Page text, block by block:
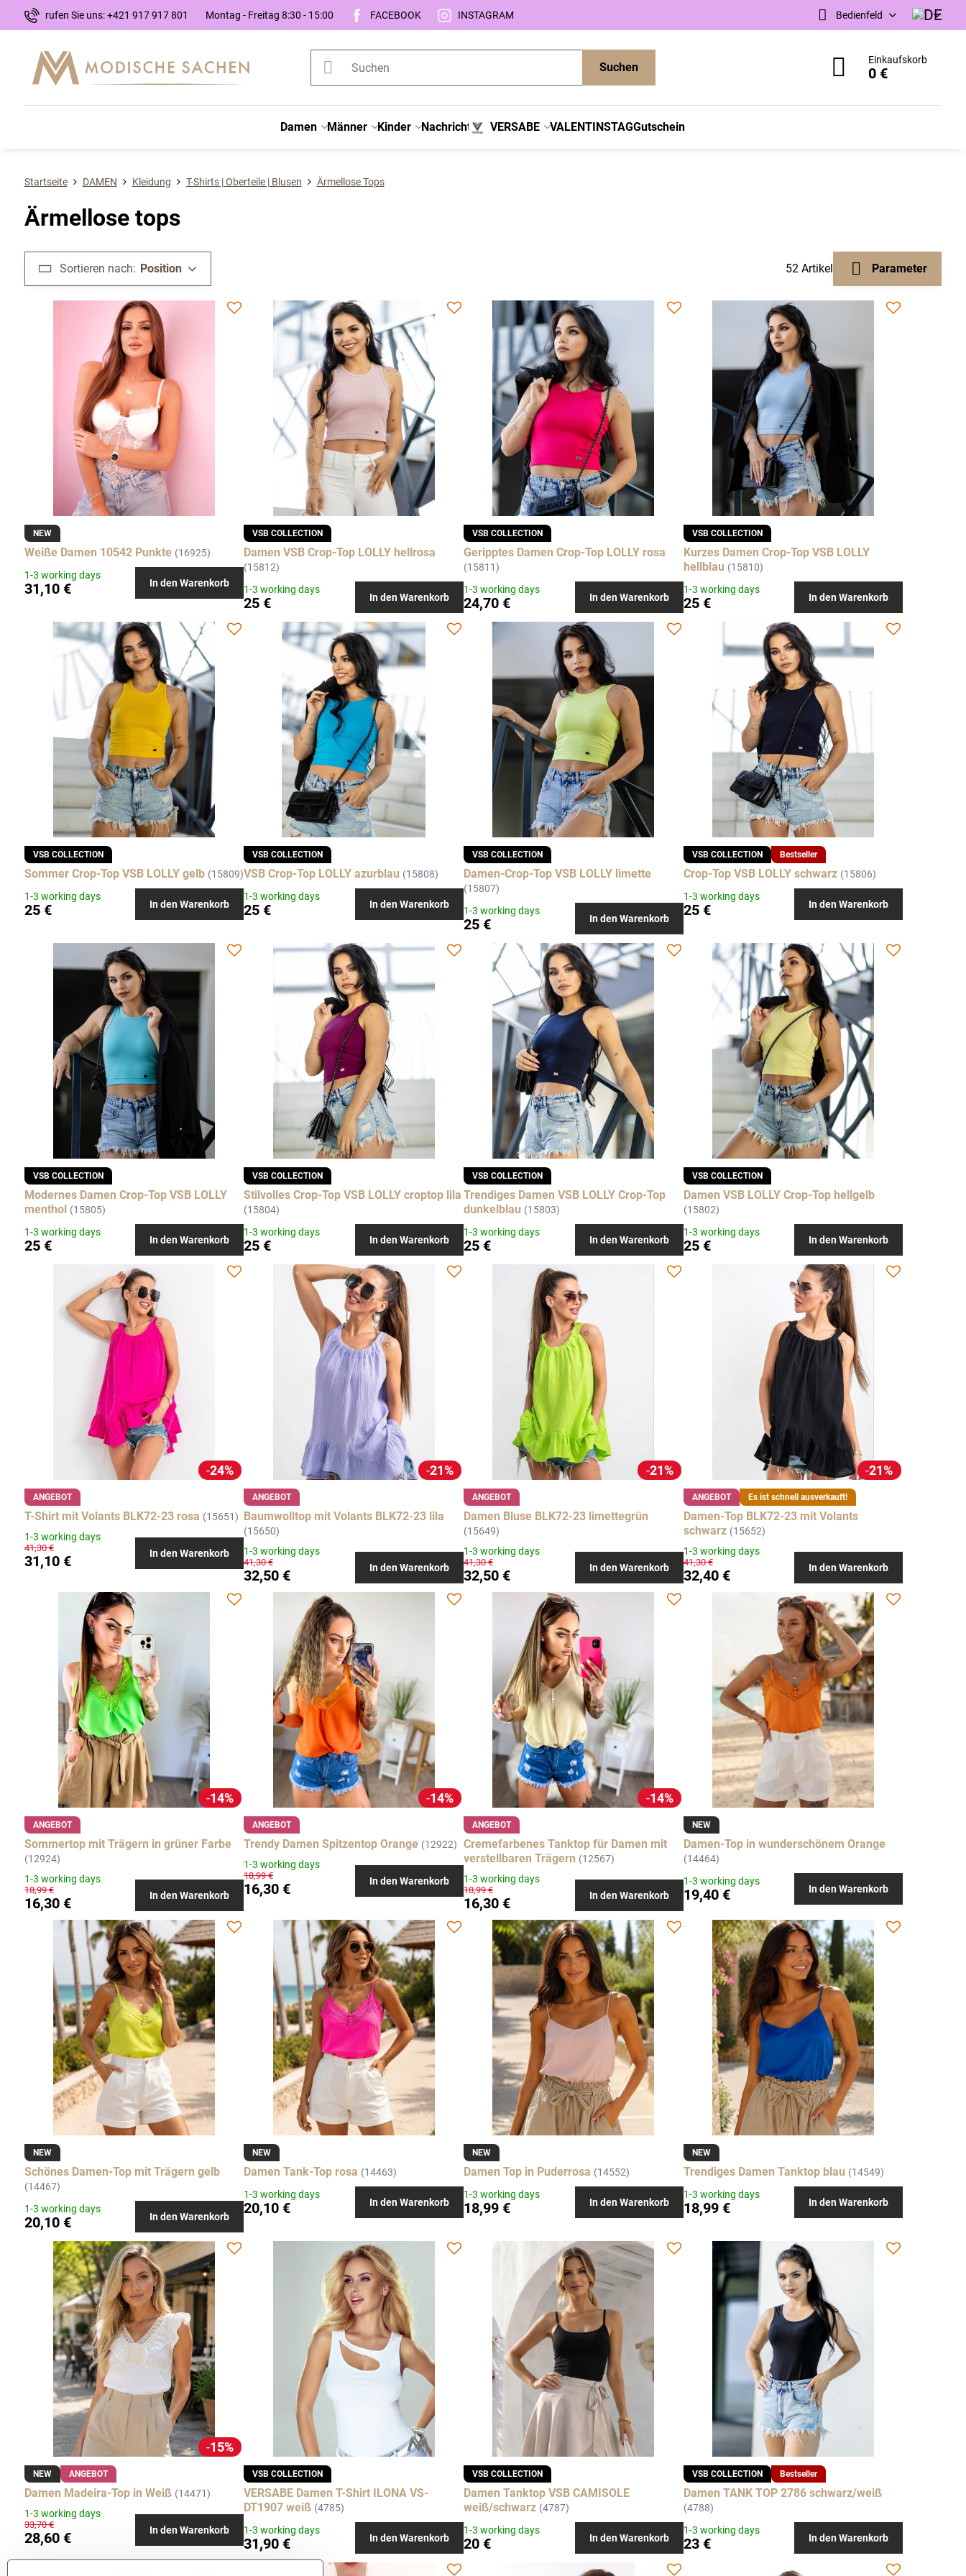
rufen Sie uns: +421 917 917 801 Montag - Freitag 8:30 - 15:00 FACEBOOK INSTAGRAM Bedienfeld
Suchen
Einkaufskorb
0 €
Damen Männer Kinder Nachricht VERSABE VALENTINSTAGGutschein
Startseite DAMEN Kleidung T-Shirts | Oberteile | Blusen Ärmellose Tops
Ärmellose tops
Sortieren nach: Position 52 Artikel Parameter
NEW
Weiße Damen 10542 Punkte (16925)
1-3 working days
31,10 € In den Warenkorb
VSB COLLECTION
Damen VSB Crop-Top LOLLY hellrosa
(15812)
1-3 working days
25 € In den Warenkorb
VSB COLLECTION
Geripptes Damen Crop-Top LOLLY rosa
(15811)
1-3 working days
24,70 € In den Warenkorb
VSB COLLECTION
Kurzes Damen Crop-Top VSB LOLLY
hellblau (15810)
1-3 working days
25 € In den Warenkorb
VSB COLLECTION
Sommer Crop-Top VSB LOLLY gelb (15809)
1-3 working days
25 € In den Warenkorb
VSB COLLECTION
VSB Crop-Top LOLLY azurblau (15808)
1-3 working days
25 € In den Warenkorb
VSB COLLECTION
Damen-Crop-Top VSB LOLLY limette
(15807)
1-3 working days
25 € In den Warenkorb
VSB COLLECTION Bestseller
Crop-Top VSB LOLLY schwarz (15806)
1-3 working days
25 € In den Warenkorb
VSB COLLECTION
Modernes Damen Crop-Top VSB LOLLY
menthol (15805)
1-3 working days
25 € In den Warenkorb
VSB COLLECTION
Stilvolles Crop-Top VSB LOLLY croptop lila
(15804)
1-3 working days
25 € In den Warenkorb
VSB COLLECTION
Trendiges Damen VSB LOLLY Crop-Top
dunkelblau (15803)
1-3 working days
25 € In den Warenkorb
VSB COLLECTION
Damen VSB LOLLY Crop-Top hellgelb
(15802)
1-3 working days
25 € In den Warenkorb
24%
ANGEBOT
T-Shirt mit Volants BLK72-23 rosa (15651)
1-3 working days
31,10 €
41,30 € In den Warenkorb
21%
ANGEBOT
Baumwolltop mit Volants BLK72-23 lila
(15650)
1-3 working days
32,50 €
41,30 € In den Warenkorb
21%
ANGEBOT
Damen Bluse BLK72-23 limettegrün
(15649)
1-3 working days
32,50 €
41,30 € In den Warenkorb
21%
ANGEBOT Es ist schnell ausverkauft!
Damen-Top BLK72-23 mit Volants
schwarz (15652)
1-3 working days
32,40 €
41,30 € In den Warenkorb
14%
ANGEBOT
Sommertop mit Trägern in grüner Farbe
(12924)
1-3 working days
16,30 €
18,99 € In den Warenkorb
14%
ANGEBOT
Trendy Damen Spitzentop Orange (12922)
1-3 working days
16,30 €
18,99 € In den Warenkorb
14%
ANGEBOT
Cremefarbenes Tanktop für Damen mit
verstellbaren Trägern (12567)
1-3 working days
16,30 €
18,99 € In den Warenkorb
NEW
Damen-Top in wunderschönem Orange
(14464)
1-3 working days
19,40 € In den Warenkorb
NEW
Schönes Damen-Top mit Trägern gelb
(14467)
1-3 working days
20,10 € In den Warenkorb
NEW
Damen Tank-Top rosa (14463)
1-3 working days
20,10 € In den Warenkorb
NEW
Damen Top in Puderrosa (14552)
1-3 working days
18,99 € In den Warenkorb
NEW
Trendiges Damen Tanktop blau (14549)
1-3 working days
18,99 € In den Warenkorb
15%
NEW ANGEBOT
Damen Madeira-Top in Weiß (14471)
1-3 working days
28,60 €
33,70 € In den Warenkorb
VSB COLLECTION
VERSABE Damen T-Shirt ILONA VS-
DT1907 weiß (4785)
1-3 working days
31,90 € In den Warenkorb
VSB COLLECTION
Damen Tanktop VSB CAMISOLE
weiß/schwarz (4787)
1-3 working days
20 € In den Warenkorb
VSB COLLECTION Bestseller
Damen TANK TOP 2786 schwarz/weiß
(4788)
1-3 working days
23 € In den Warenkorb